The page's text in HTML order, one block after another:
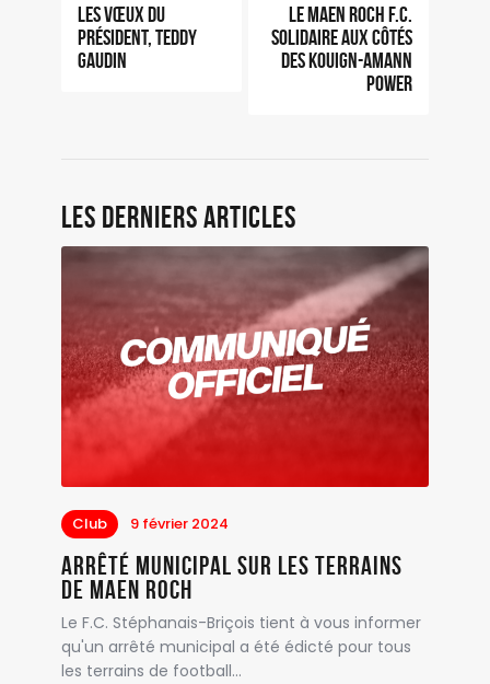
Les vœux du
Président, Teddy
Gaudin
Le Maen Roch F.C.
solidaire aux côtés
des Kouign-Amann
Power
Les derniers articles
Club 9 février 2024
Arrêté municipal sur les terrains
de Maen Roch
Le F.C. Stéphanais-Briçois tient à vous informer
qu'un arrêté municipal a été édicté pour tous
les terrains de football…